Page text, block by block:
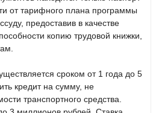
от тарифного плана программы
предоставив в качестве
копию трудовой книжки,
сроком от 1 года до 5
кредит на сумму, не
транспортного средства.